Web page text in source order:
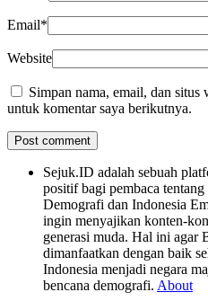
Email*
Website
Simpan nama, email, dan situs
untuk komentar saya berikutnya.
Sejuk.ID adalah sebuah
positif bagi pembaca
Demografi dan Indonesia
ingin menyajikan konten-
generasi muda. Hal ini agar
dimanfaatkan dengan baik
Indonesia menjadi negara
bencana demografi. About